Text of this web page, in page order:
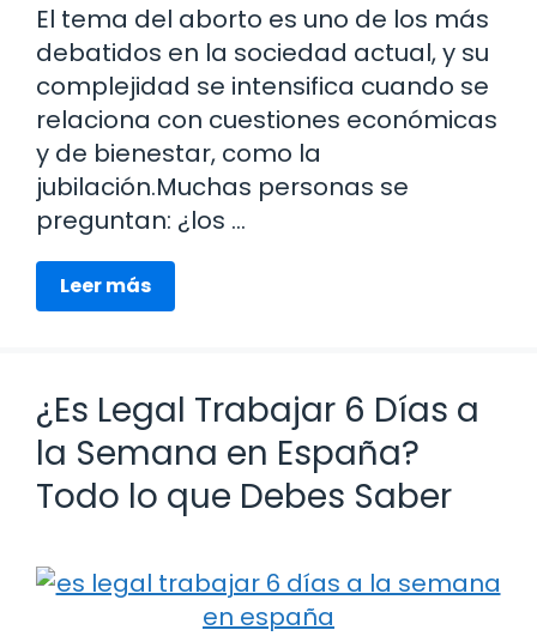
El tema del aborto es uno de los más
debatidos en la sociedad actual, y su
complejidad se intensifica cuando se
relaciona con cuestiones económicas
y de bienestar, como la
jubilación.Muchas personas se
preguntan: ¿los …
Leer más
¿Es Legal Trabajar 6 Días a
la Semana en España?
Todo lo que Debes Saber